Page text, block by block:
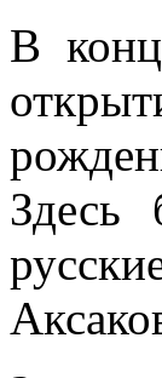
В
Здесь